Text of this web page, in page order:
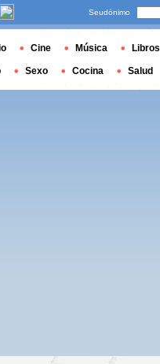
Seudónimo
Cine Música Libros
Sexo Cocina Salud